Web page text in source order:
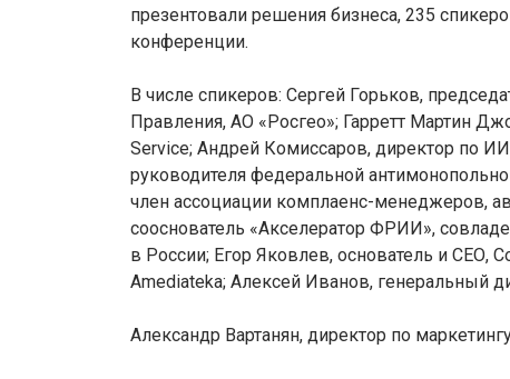
презентовали решения бизнеса, 235
конференции.
В числе спикеров: Сергей Горьков,
Правления, АО «Росгео»; Гарретт Мартин
Service; Андрей Комиссаров, директор по
руководителя федеральной
член ассоциации комплаенс-менеджеров,
сооснователь «Акселератор ФРИИ»,
в России; Егор Яковлев, основатель и СЕО,
Amediateka; Алексей Иванов, генеральный
Александр Вартанян, директор по